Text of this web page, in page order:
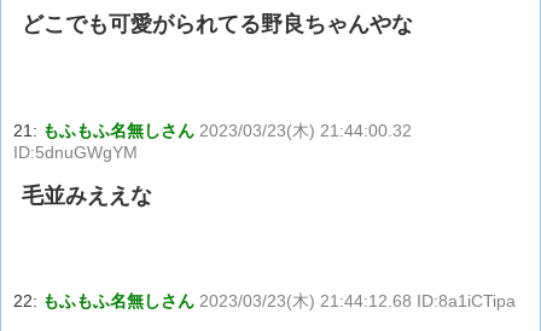
どこでも可愛がられてる野良ちゃんやな
21: もふもふ名無しさん 2023/03/23(木) 21:44:00.32
ID:5dnuGWgYM
毛並みええな
22: もふもふ名無しさん 2023/03/23(木) 21:44:12.68 ID:8a1iCTipa